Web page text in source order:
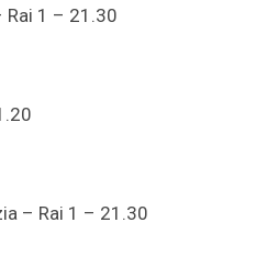
Rai 1 – 21.30
– Rai 1 – 21.30